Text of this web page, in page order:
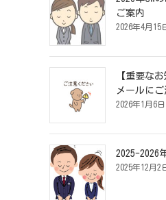
ご案内
2026年4月15
【重要な
メールに
2026年1月6日
2025-2026
2025年12月2